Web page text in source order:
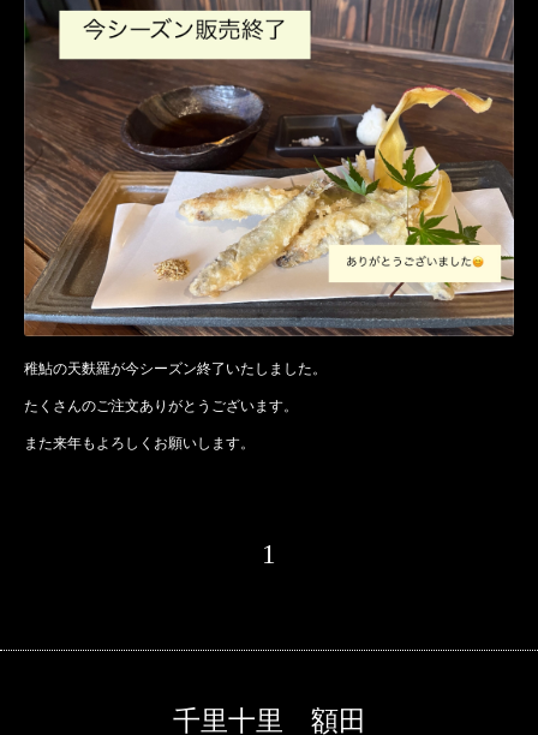
稚鮎の天麩羅が今シーズン終了いたしました。
たくさんのご注文ありがとうございます。
また来年もよろしくお願いします。
1
千里十里 額田